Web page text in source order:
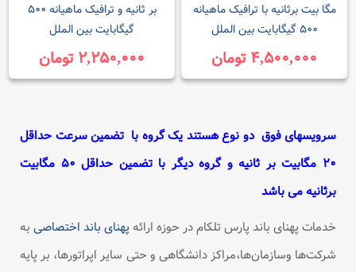
مگا بیت برثانیه با ترافیک ماهیانه
۵۰۰ گیگابایت بین الملل
۴,۵۰۰,۰۰۰ تومان
بر ثانیه و ترافیک ماهیانه ۵۰۰
گیگابایت بین الملل
۲,۲۵۰,۰۰۰ تومان
سرویسهای فوق دو نوع هستند یک گروه با تضمین سرعت حداقل
۲۰ مگابیت بر ثانیه و گروه دیگر با تضمین حداقل ۵۰ مگابیت
برثانیه می باشد
خدمات پهنای باند پارس تلکام در حوزه ارائه پهنای باند اختصاصی به
شرکت‌ها وسازمان‌ها،مراکز دانشگاهی و حتی سایر اپراتورها، بر پایه